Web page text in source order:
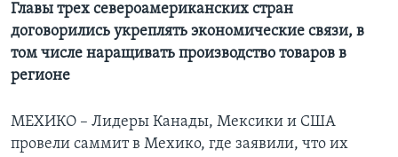
Главы трех североамериканских стран
договорились укреплять экономические связи, в
том числе наращивать производство товаров в
регионе
МЕХИКО – Лидеры Канады, Мексики и США
провели саммит в Мехико, где заявили, что их